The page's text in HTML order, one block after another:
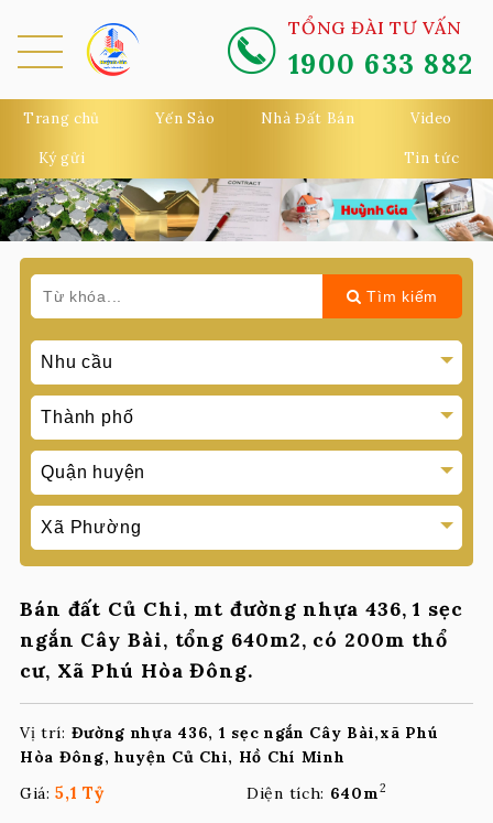
TỔNG ĐÀI TƯ VẤN
1900 633 882
Trang chủ Yến Sào Nhà Đất Bán Video
Ký gửi Tin tức
MEN
Tìm kiếm
Bán đất Củ Chi, mt đường nhựa 436, 1 sẹc
ngắn Cây Bài, tổng 640m2, có 200m thổ
cư, Xã Phú Hòa Đông.
Vị trí: Đường nhựa 436, 1 sẹc ngắn Cây Bài,xã Phú
Hòa Đông, huyện Củ Chi, Hồ Chí Minh
Giá:5,1 Tỷ Diện tích: 640m2